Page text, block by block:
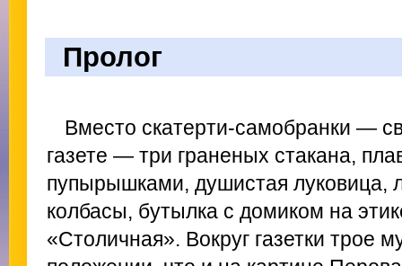
Пролог
Вместо скатерти-самобранки —
газете — три граненых стакана,
пупырышками, душистая луковица,
колбасы, бутылка с домиком на
«Столичная». Вокруг газетки трое